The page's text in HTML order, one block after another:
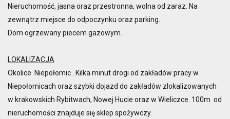
Nieruchomość, jasna oraz przestronna, wolna od zaraz. Na
zewnątrz miejsce do odpoczynku oraz parking.
Dom ogrzewany piecem gazowym.
LOKALIZACJA
Okolice Niepołomic . Kilka minut drogi od zakładów pracy w
Niepołomicach oraz szybki dojazd do zakładów zlokalizowanych
w krakowskich Rybitwach, Nowej Hucie oraz w Wieliczce. 100m od
nieruchomości znajduje się sklep spożywczy.